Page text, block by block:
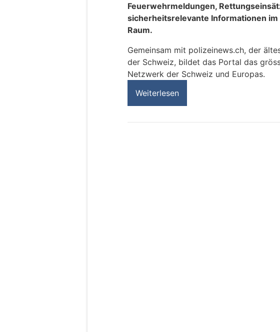
Feuerwehrmeldungen,
sicherheitsrelevante Informationen
Raum.
Gemeinsam mit polizeinews.ch, der
der Schweiz, bildet das Portal das
Netzwerk der Schweiz und Europas.
Weiterlesen